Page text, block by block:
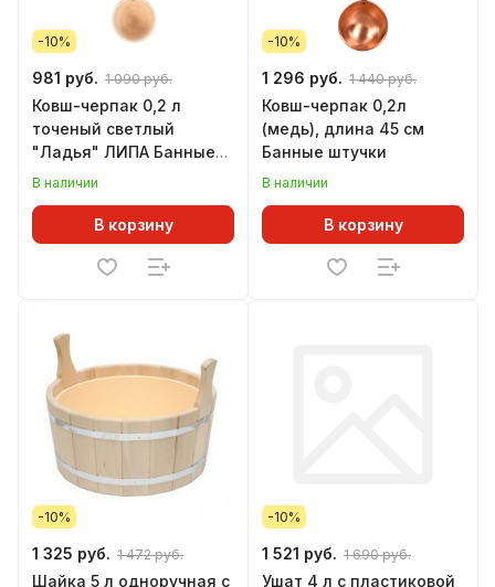
-10%
981 руб. 1 090 руб.
Ковш-черпак 0,2 л
точеный светлый
"Ладья" ЛИПА Банные
штучки
В наличии
В корзину
-10%
1 296 руб. 1 440 руб.
Ковш-черпак 0,2л
(медь), длина 45 см
Банные штучки
В наличии
В корзину
-10%
1 325 руб. 1 472 руб.
Шайка 5 л одноручная с
-10%
1 521 руб. 1 690 руб.
Ушат 4 л с пластиковой